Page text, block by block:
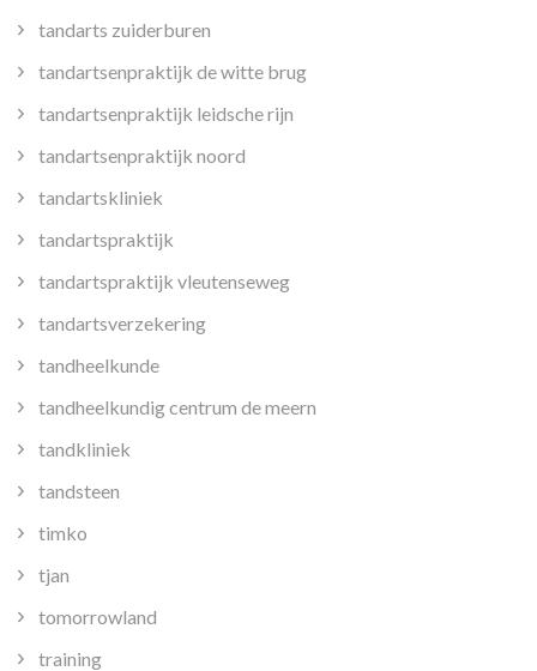
tandarts zuiderburen
tandartsenpraktijk de witte brug
tandartsenpraktijk leidsche rijn
tandartsenpraktijk noord
tandartskliniek
tandartspraktijk
tandartspraktijk vleutenseweg
tandartsverzekering
tandheelkunde
tandheelkundig centrum de meern
tandkliniek
tandsteen
timko
tjan
tomorrowland
training